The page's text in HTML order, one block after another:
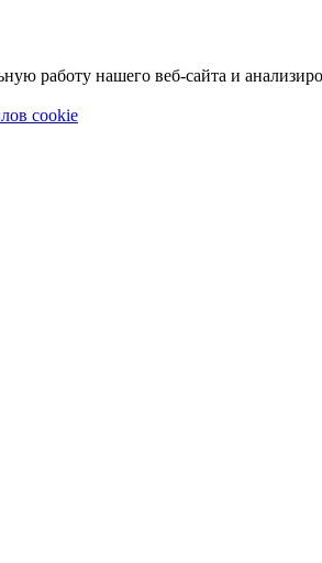
работу нашего веб-сайта и
cookie